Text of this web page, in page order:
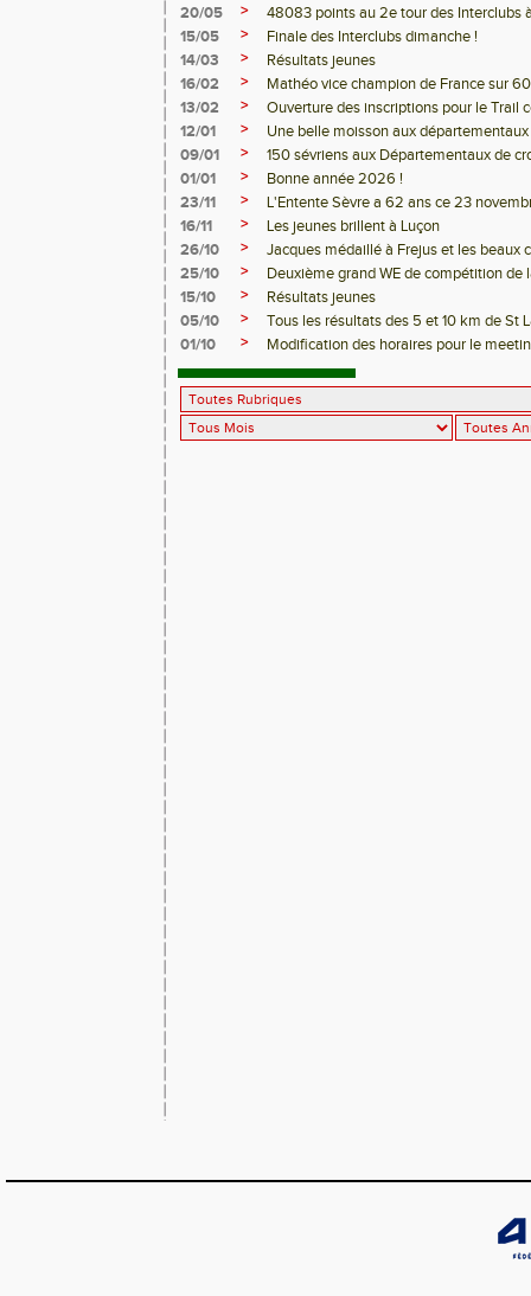
20/05
>
48083 points au 2e tour des Interclubs
15/05
>
Finale des Interclubs dimanche !
14/03
>
Résultats jeunes
16/02
>
Mathéo vice champion de France sur
13/02
>
Ouverture des inscriptions pour le Trail
12/01
>
Une belle moisson aux
09/01
>
150 sévriens aux Départementaux de
01/01
>
Bonne année 2026 !
23/11
>
L'Entente Sèvre a 62 ans ce 23
16/11
>
Les jeunes brillent à Luçon
26/10
>
Jacques médaillé à Frejus et les beaux
25/10
>
Deuxième grand WE de compétition de
15/10
>
Résultats jeunes
05/10
>
Tous les résultats des 5 et 10 km de St
01/10
> Modification des horaires pour le